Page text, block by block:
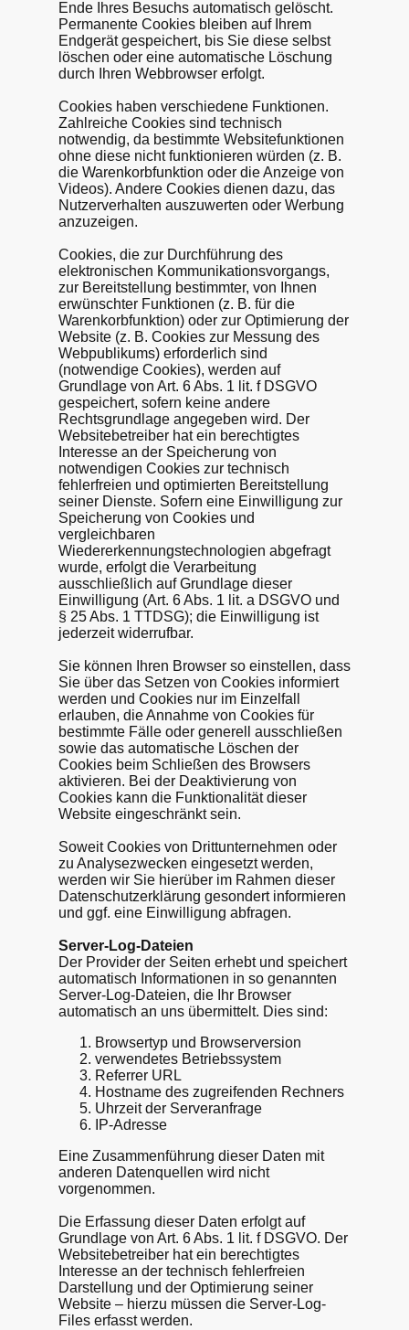
Ende Ihres Besuchs automatisch gelöscht.
Permanente Cookies bleiben auf Ihrem
Endgerät gespeichert, bis Sie diese selbst
löschen oder eine automatische Löschung
durch Ihren Webbrowser erfolgt.
Cookies haben verschiedene Funktionen.
Zahlreiche Cookies sind technisch
notwendig, da bestimmte Websitefunktionen
ohne diese nicht funktionieren würden (z. B.
die Warenkorbfunktion oder die Anzeige von
Videos). Andere Cookies dienen dazu, das
Nutzerverhalten auszuwerten oder Werbung
anzuzeigen.
Cookies, die zur Durchführung des
elektronischen Kommunikationsvorgangs,
zur Bereitstellung bestimmter, von Ihnen
erwünschter Funktionen (z. B. für die
Warenkorbfunktion) oder zur Optimierung der
Website (z. B. Cookies zur Messung des
Webpublikums) erforderlich sind
(notwendige Cookies), werden auf
Grundlage von Art. 6 Abs. 1 lit. f DSGVO
gespeichert, sofern keine andere
Rechtsgrundlage angegeben wird. Der
Websitebetreiber hat ein berechtigtes
Interesse an der Speicherung von
notwendigen Cookies zur technisch
fehlerfreien und optimierten Bereitstellung
seiner Dienste. Sofern eine Einwilligung zur
Speicherung von Cookies und
vergleichbaren
Wiedererkennungstechnologien abgefragt
wurde, erfolgt die Verarbeitung
ausschließlich auf Grundlage dieser
Einwilligung (Art. 6 Abs. 1 lit. a DSGVO und
§ 25 Abs. 1 TTDSG); die Einwilligung ist
jederzeit widerrufbar.
Sie können Ihren Browser so einstellen, dass
Sie über das Setzen von Cookies informiert
werden und Cookies nur im Einzelfall
erlauben, die Annahme von Cookies für
bestimmte Fälle oder generell ausschließen
sowie das automatische Löschen der
Cookies beim Schließen des Browsers
aktivieren. Bei der Deaktivierung von
Cookies kann die Funktionalität dieser
Website eingeschränkt sein.
Soweit Cookies von Drittunternehmen oder
zu Analysezwecken eingesetzt werden,
werden wir Sie hierüber im Rahmen dieser
Datenschutzerklärung gesondert informieren
und ggf. eine Einwilligung abfragen.
Server-Log-Dateien
Der Provider der Seiten erhebt und speichert
automatisch Informationen in so genannten
Server-Log-Dateien, die Ihr Browser
automatisch an uns übermittelt. Dies sind:
Browsertyp und Browserversion
verwendetes Betriebssystem
Referrer URL
Hostname des zugreifenden Rechners
Uhrzeit der Serveranfrage
IP-Adresse
Eine Zusammenführung dieser Daten mit
anderen Datenquellen wird nicht
vorgenommen.
Die Erfassung dieser Daten erfolgt auf
Grundlage von Art. 6 Abs. 1 lit. f DSGVO. Der
Websitebetreiber hat ein berechtigtes
Interesse an der technisch fehlerfreien
Darstellung und der Optimierung seiner
Website – hierzu müssen die Server-Log-
Files erfasst werden.